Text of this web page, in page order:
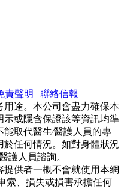
責聲明 | 聯絡信報
途。本公司會盡力確保本
或隱含保證該等資訊均準
取代醫生∕醫護人員的專
任何情況。如對身體狀況
護人員諮詢。
供者一概不會就使用本網
索、損失或損害承擔任何